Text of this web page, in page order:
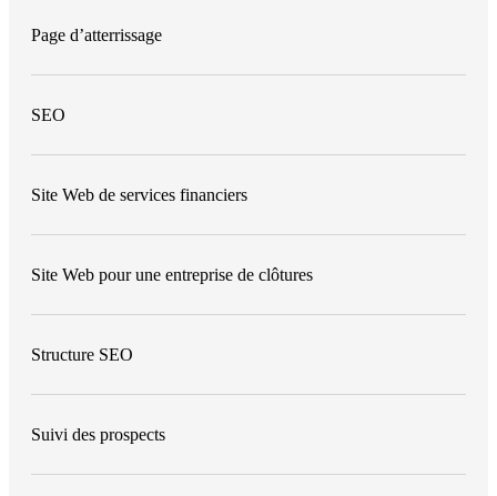
Page d’atterrissage
SEO
Site Web de services financiers
Site Web pour une entreprise de clôtures
Structure SEO
Suivi des prospects